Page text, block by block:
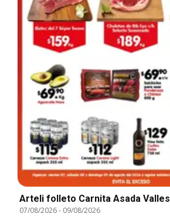
Arteli folleto Carnita Asada Valles
07/08/2026- 09/08/2026